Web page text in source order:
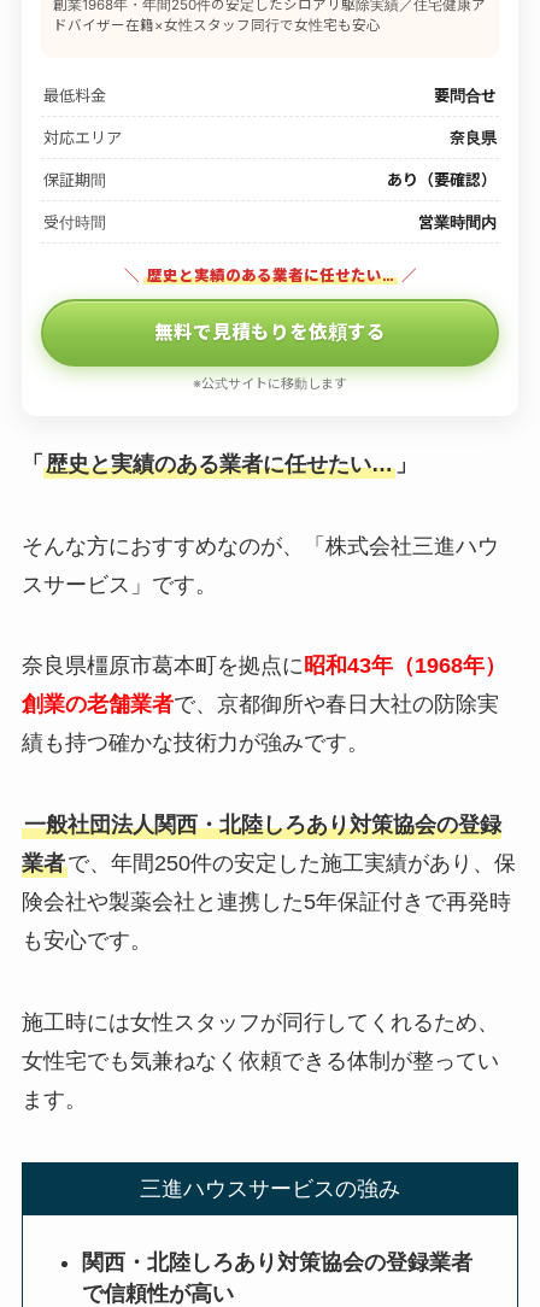
創業1968年・年間250件の安定したシロアリ駆除実績／住宅健康ア
ドバイザー在籍×女性スタッフ同行で女性宅も安心
最低料金 要問合せ
対応エリア 奈良県
保証期間 あり（要確認）
受付時間 営業時間内
＼ 歴史と実績のある業者に任せたい… ／
無料で見積もりを依頼する
※公式サイトに移動します
「 歴史と実績のある業者に任せたい…」
そんな方におすすめなのが、「株式会社三進ハウ
スサービス」です。
奈良県橿原市葛本町を拠点に昭和43年（1968年）
創業の老舗業者で、京都御所や春日大社の防除実
績も持つ確かな技術力が強みです。
一般社団法人関西・北陸しろあり対策協会の登録
業者で、年間250件の安定した施工実績があり、保
険会社や製薬会社と連携した5年保証付きで再発時
も安心です。
施工時には女性スタッフが同行してくれるため、
女性宅でも気兼ねなく依頼できる体制が整ってい
ます。
三進ハウスサービスの強み
関西・北陸しろあり対策協会の登録業者
で信頼性が高い